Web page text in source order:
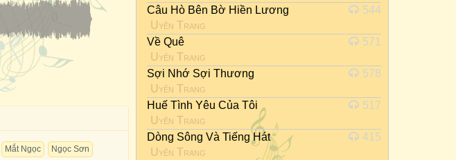
Mắt Ngọc
Ngọc Sơn
Câu Hò Bên Bờ Hiền Lương
Uyên Trang
544
Về Quê
Uyên Trang
571
Sợi Nhớ Sợi Thương
Uyên Trang
578
Huế Tình Yêu Của Tôi
Uyên Trang
517
Dòng Sông Và Tiếng Hát
Uyên Trang
415